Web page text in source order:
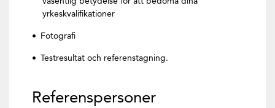
yrkeskvalifikationer
Fotografi
Testresultat och referenstagning.
Referenspersoner